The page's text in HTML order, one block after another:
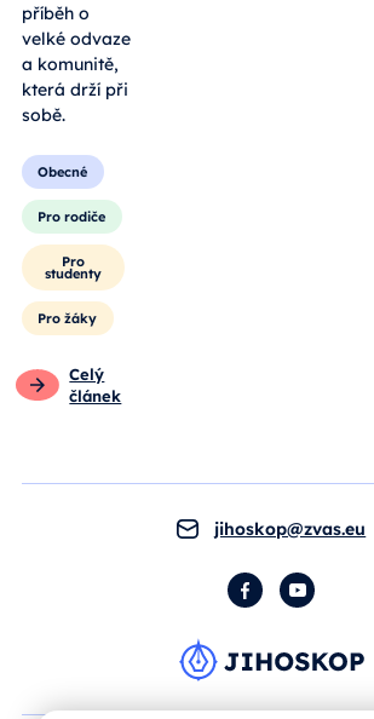
příběh o
velké odvaze
a komunitě,
která drží při
sobě.
Obecné
Pro rodiče
Pro
studenty
Pro žáky
Celý
článek
jihoskop@zvas.eu
FacebookYouTube